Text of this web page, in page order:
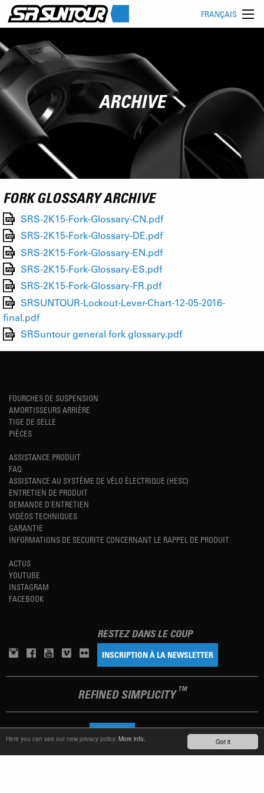
Got it
Here you can see our new privacy policy. More info.
FRANÇAIS
ARCHIVE
FORK GLOSSARY ARCHIVE
SRS-2K15-Fork-Glossary-CN.pdf
SRS-2K15-Fork-Glossary-DE.pdf
SRS-2K15-Fork-Glossary-EN.pdf
SRS-2K15-Fork-Glossary-ES.pdf
SRS-2K15-Fork-Glossary-FR.pdf
SRSUNTOUR-Lockout-Lever-Chart-12-05-2016-
final.pdf
SRSuntour general fork glossary.pdf
FOURCHES DE SUSPENSION
AMORTISSEURS ARRIÈRE
TIGE DE SELLE
PIÈCES
ASSISTANCE PRODUIT
FAQ
ASSISTANCE AU SYSTÈME DE VÉLO ÉLECTRIQUE (HESC)
ENTRETIEN DE PRODUIT
DEMANDE D'ENTRETIEN
VIDÉOS TECHNIQUES
GARANTIE
INFORMATIONS DE SECURITE CONCERNANT LE RAPPEL DE PRODUIT
ACTUS
YOUTUBE
INSTAGRAM
FACEBOOK
RESTEZ DANS LE COUP
INSCRIPTION À LA NEWSLETTER
REFINED SIMPLICITY TM
FRANÇAIS LANGUAGE
TERMS OF USE PRIVACY POLICY IMPRINT